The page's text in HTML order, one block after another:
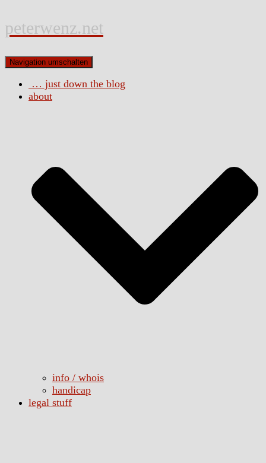
peterwenz.net
Navigation umschalten
… just down the blog
about
info / whois
handicap
legal stuff